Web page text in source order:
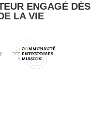
ENGAGÉ DÈS
LA VIE